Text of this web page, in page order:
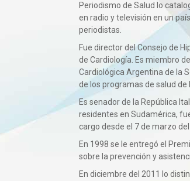
Periodismo de Salud lo
en radio y televisión en un
periodistas.
Fue director del Consejo de
de Cardiología. Es miembro
Cardiológica Argentina de la
de los programas de salud de
Es senador de la República
residentes en Sudamérica,
cargo desde el 7 de marzo
En 1998 se le entregó el
sobre la prevención y
En diciembre del 2011 lo